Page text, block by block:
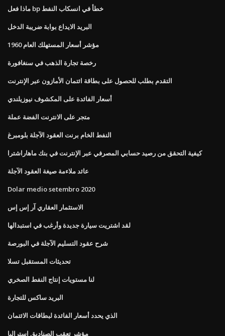
ماذا فعل bp خطأ في انسكاب النفط
البريد الايداع بوابة ضريبة الدخل
مؤشر أسعار المستهلك العام 1960
رخصة تجارة الذهب في سنغافورة
التقدم بطلب للحصول على بطاقة ائتمان الأمازون عبر الإنترنت
أسعار الفائدة على المكشوف نيوزيلندي
متجر على الانترنت الفضة عملة
النفط الخام برنت العقود الآجلة بلومبرغ
كيفية التحقق من رصيد حسابي المصرفي عبر الإنترنت في بنك ماهاراشترا
عائد ملاءمة صيغة العقود الآجلة
Dolar medio setembro 2020
الاستثمار العقاري آر إس إس
لقد اشتريت سيارة جديدة وأرغب في استبدالها
شرح عقود التسليم الآجلة في البورصة
تحديثات المستقبل تسلا
لنا مستويات إنتاج النفط الصخري
البريد ساكس للتجارة
الذي يحدد أسعار الفائدة لبطاقات الائتمان
مؤشر تعقب الصناديق استراليا